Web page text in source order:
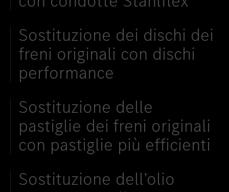
Sostituzione dei dischi dei
freni originali con dischi
performance
Sostituzione delle
pastiglie dei freni originali
con pastiglie più efficienti
Sostituzione dell’olio